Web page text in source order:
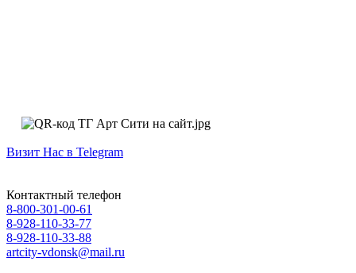
Визит Нас в Telegram
Контактный телефон
8-800-301-00-61
8-928-110-33-77
8-928-110-33-88
artcity-vdonsk@mail.ru